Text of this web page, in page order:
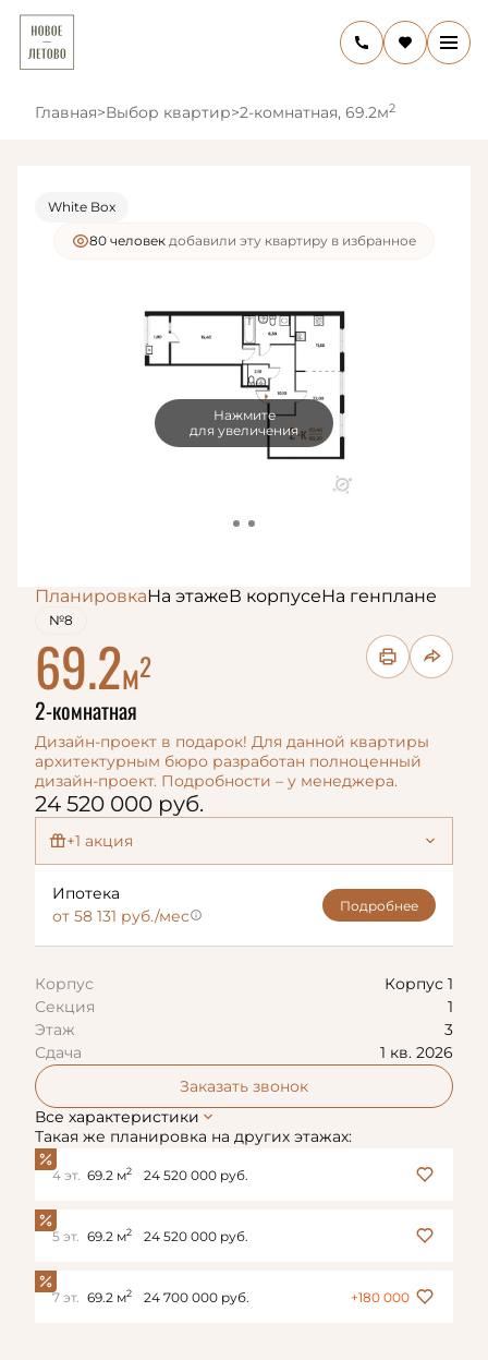
Главная>Выбор квартир>2-комнатная, 69.2м2
White Box
80 человек добавили эту квартиру в избранное
Нажмите
для увеличения
ПланировкаНа этажеВ корпусеНа генплане
№8
69.2м2
2-комнатная
Дизайн-проект в подарок! Для данной квартиры
архитектурным бюро разработан полноценный
дизайн-проект. Подробности – у менеджера.
24 520 000 руб.
+1 акция
Для данной квартиры
архитектурным бюро
разработан
полноценный дизайн-
Ипотека
от 58 131 руб./мес
Подробнее
Корпус
Корпус 1
Секция
1
Этаж
3
Сдача
1 кв. 2026
Заказать звонок
Все характеристики
Такая же планировка на других этажах:
4 эт. 69.2 м2 24 520 000 руб.
5 эт. 69.2 м2 24 520 000 руб.
7 эт. 69.2 м2 24 700 000 руб. +180 000